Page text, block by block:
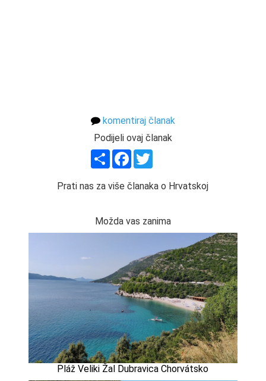
komentiraj članak
Podijeli ovaj članak
ShareFacebook
Prati nas za više članaka o Hrvatskoj
Možda vas zanima
Pláž Veliki Žal Dubravica Chorvátsko